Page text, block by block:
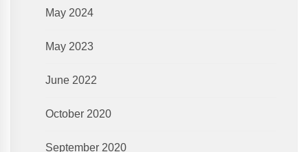
May 2024
May 2023
June 2022
October 2020
September 2020